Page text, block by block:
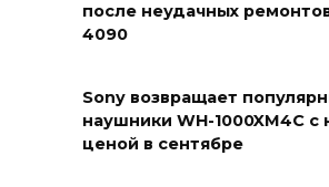
после неудачных
4090
Sony возвращает
наушники WH-1000XM4C с
ценой в сентябре